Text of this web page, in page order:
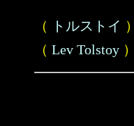
（ トルストイ ）
（ Lev Tolstoy ）